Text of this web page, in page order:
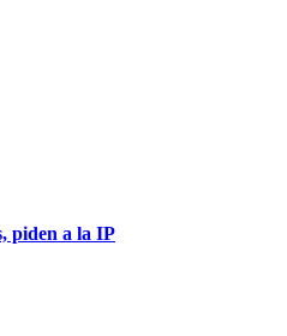
piden a la IP